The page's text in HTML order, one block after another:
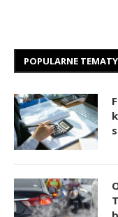
POPULARNE TEMATY